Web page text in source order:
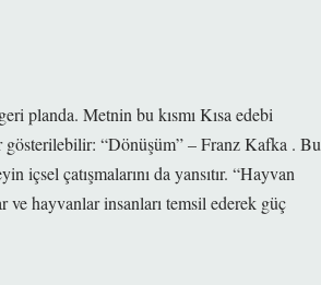
planda. Metnin bu kısmı Kısa edebi
gösterilebilir: “Dönüşüm” – Franz Kafka . Bu
içsel çatışmalarını da yansıtır. “Hayvan
hayvanlar insanları temsil ederek güç